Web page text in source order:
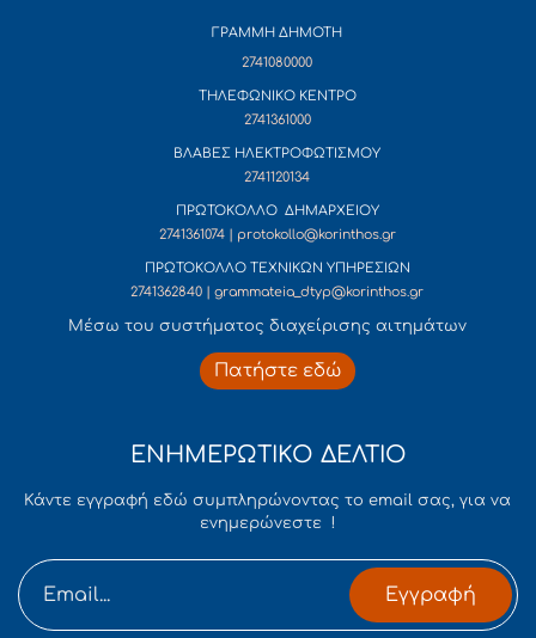
ΓΡΑΜΜΗ ΔΗΜΟΤΗ
2741080000
ΤΗΛΕΦΩΝΙΚΟ ΚΕΝΤΡΟ
2741361000
ΒΛΑΒΕΣ ΗΛΕΚΤΡΟΦΩΤΙΣΜΟΥ
2741120134
ΠΡΩΤΟΚΟΛΛΟ ΔΗΜΑΡΧΕΙΟΥ
2741361074 | protokollo@korinthos.gr
ΠΡΩΤΟΚΟΛΛΟ ΤΕΧΝΙΚΩΝ ΥΠΗΡΕΣΙΩΝ
2741362840 | grammateia_dtyp@korinthos.gr
Mέσω του συστήματος διαχείρισης αιτημάτων
Πατήστε εδώ
ΕΝΗΜΕΡΩΤΙΚΟ ΔΕΛΤΙΟ
Κάντε εγγραφή εδώ συμπληρώνοντας το email σας, για να
ενημερώνεστε !
Εγγραφή